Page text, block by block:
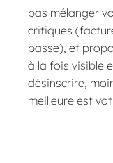
pas mélanger
critiques
passe), et
à la fois visible
désinscrire,
meilleure est